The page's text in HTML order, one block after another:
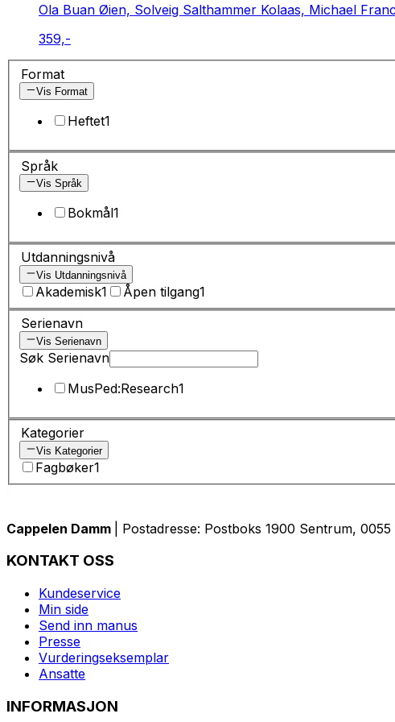
Ola Buan Øien, Solveig Salthammer Kolaas, Michael
359,-
Format
Vis Format
Heftet1
Språk
Vis Språk
Bokmål1
Utdanningsnivå
Vis Utdanningsnivå
Akademisk1 Åpen tilgang1
Serienavn
Vis Serienavn
Søk Serienavn
MusPed:Research1
Kategorier
Vis Kategorier
Fagbøker1
Cappelen Damm | Postadresse: Postboks 1900 Sentrum,
KONTAKT OSS
Kundeservice
Min side
Send inn manus
Presse
Vurderingseksemplar
Ansatte
INFORMASJON